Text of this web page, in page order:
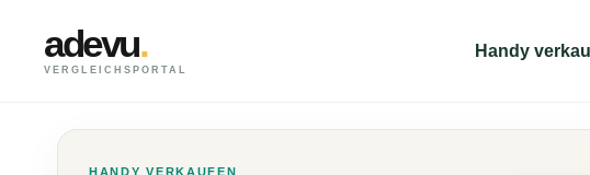
adevu.
VERGLEICHSPORTAL
Handy
HANDY VERKAUFEN